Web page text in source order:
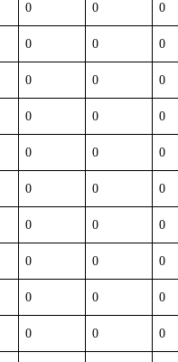
0 0 0
0 0 0
0 0 0
0 0 0
0 0 0
0 0 0
0 0 0
0 0 0
0 0 0
0 0 0